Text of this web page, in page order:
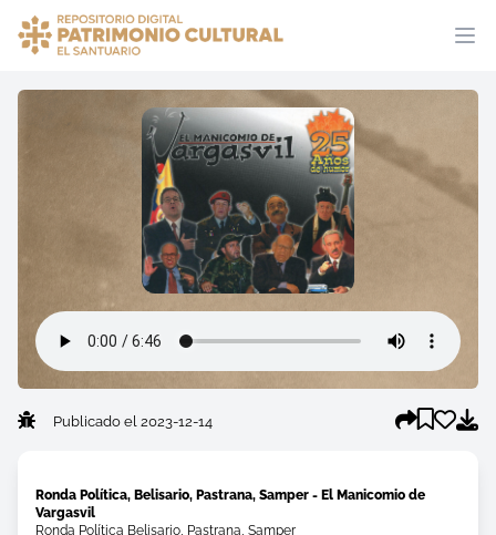
Publicado el 2023-12-14
Ronda Política, Belisario, Pastrana, Samper - El Manicomio de
Vargasvil
Ronda Política Belisario, Pastrana, Samper